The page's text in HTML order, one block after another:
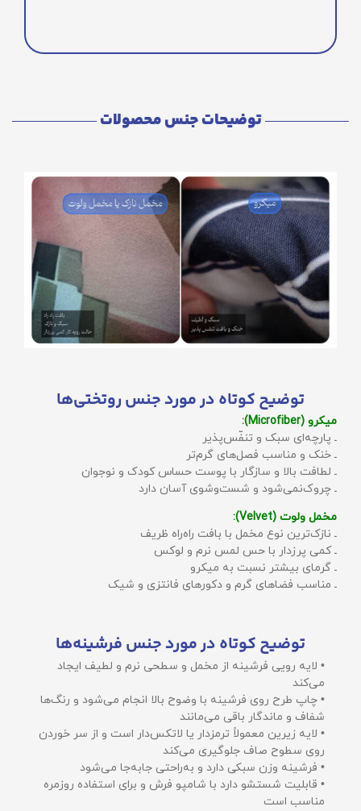
توضیحات جنس محصولات
توضیح کوتاه در مورد جنس روتختی‌ها
میکرو (Microfiber):
ـ پارچه‌ای سبک و تنفّس‌پذیر
ـ خنک و مناسب فصل‌های گرم‌تر
ـ لطافت بالا و سازگار با پوست حساس کودک و نوجوان
ـ چروک‌نمی‌شود و شست‌وشوی آسان دارد
مخمل ولوت (Velvet):
ـ نازک‌ترین نوع مخمل با بافت راه‌راه ظریف
ـ کمی پرزدار با حس لمس نرم و لوکس
ـ گرمای بیشتر نسبت به میکرو
ـ مناسب فضاهای گرم و دکورهای فانتزی و شیک
توضیح کوتاه در مورد جنس فرشینه‌ها
• لایه رویی فرشینه از مخمل و سطحی نرم و لطیف ایجاد
می‌کند
• چاپ طرح روی فرشینه با وضوح بالا انجام می‌شود و رنگ‌ها
شفاف و ماندگار باقی می‌مانند
• لایه زیرین معمولاً ترمزدار یا لاتکس‌دار است و از سر خوردن
روی سطوح صاف جلوگیری می‌کند
• فرشینه وزن سبکی دارد و به‌راحتی جابه‌جا می‌شود
• قابلیت شستشو دارد با شامپو فرش و برای استفاده روزمره
مناسب است